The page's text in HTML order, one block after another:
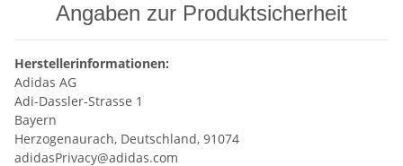
Angaben zur Produktsicherheit
Herstellerinformationen:
Adidas AG
Adi-Dassler-Strasse 1
Bayern
Herzogenaurach, Deutschland, 91074
adidasPrivacy@adidas.com